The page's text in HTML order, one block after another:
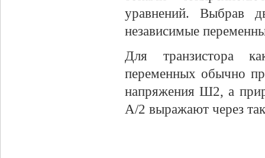
уравнений. Выбрав
независимые
Для транзистора
переменных обычно
напряжения Ш2, а
А/2 выражают через